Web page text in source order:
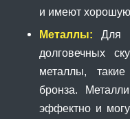
и имеют хорошую
Металлы: Для
долговечных
металлы,
бронза.
эффектно и